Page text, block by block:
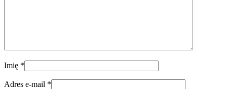
Imię *
Adres e-mail *